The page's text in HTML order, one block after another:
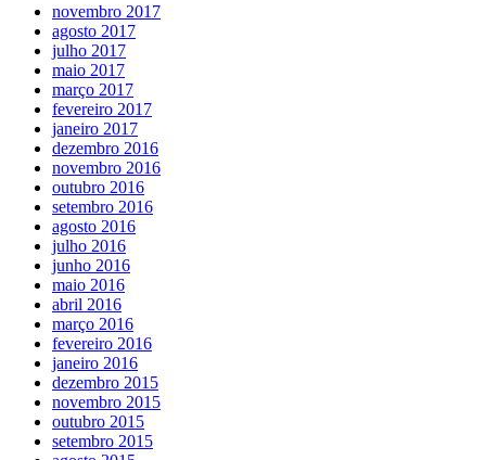
novembro 2017
agosto 2017
julho 2017
maio 2017
março 2017
fevereiro 2017
janeiro 2017
dezembro 2016
novembro 2016
outubro 2016
setembro 2016
agosto 2016
julho 2016
junho 2016
maio 2016
abril 2016
março 2016
fevereiro 2016
janeiro 2016
dezembro 2015
novembro 2015
outubro 2015
setembro 2015